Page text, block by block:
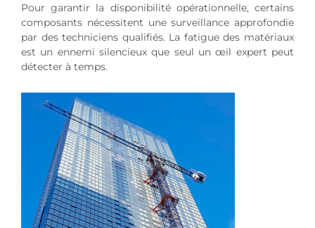
Pour garantir la disponibilité opérationnelle, certains
composants nécessitent une surveillance approfondie
par des techniciens qualifiés. La fatigue des matériaux
est un ennemi silencieux que seul un œil expert peut
détecter à temps.